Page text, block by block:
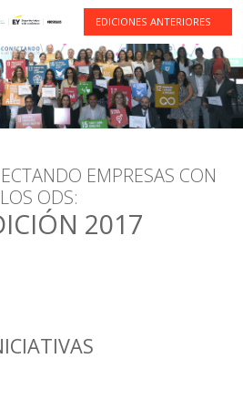
EDICIONES ANTERIORES
EMPRESAS CON
LOS ODS:
2017